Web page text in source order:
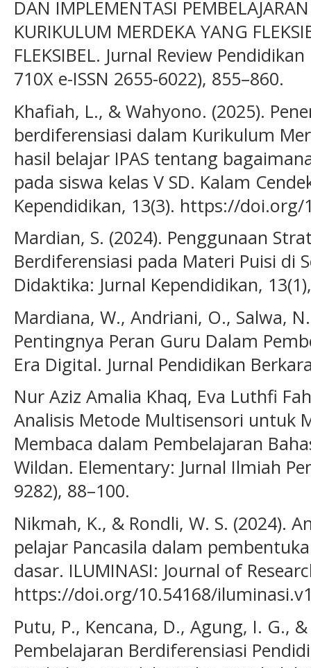
DAN IMPLEMENTASI
KURIKULUM MERDEKA YANG
FLEKSIBEL. Jurnal Review
710X e-ISSN 2655-6022), 855–860.
Khafiah, L., & Wahyono. (2025).
berdiferensiasi dalam Kurikulum
hasil belajar IPAS tentang
pada siswa kelas V SD. Kalam
Kependidikan, 13(3). https://doi.org/
Mardian, S. (2024). Penggunaan
Berdiferensiasi pada Materi Puisi di
Didaktika: Jurnal Kependidikan,
Mardiana, W., Andriani, O., Salwa,
Pentingnya Peran Guru Dalam
Era Digital. Jurnal Pendidikan
Nur Aziz Amalia Khaq, Eva Luthfi
Analisis Metode Multisensori untuk
Membaca dalam Pembelajaran
Wildan. Elementary: Jurnal Ilmiah
9282), 88–100.
Nikmah, K., & Rondli, W. S. (2024).
pelajar Pancasila dalam
dasar. ILUMINASI: Journal of
https://doi.org/10.54168/
Putu, P., Kencana, D., Agung, I. G.,
Pembelajaran Berdiferensiasi